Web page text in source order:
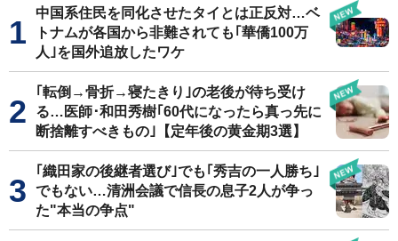
中国系住民を同化させたタイとは正反対…ベ
トナムが各国から非難されても｢華僑100万
人｣を国外追放したワケ
｢転倒→骨折→寝たきり｣の老後が待ち受け
る…医師･和田秀樹｢60代になったら真っ先に
断捨離すべきもの｣【定年後の黄金期3選】
｢織田家の後継者選び｣でも｢秀吉の一人勝ち｣
でもない…清洲会議で信長の息子2人が争っ
た"本当の争点"